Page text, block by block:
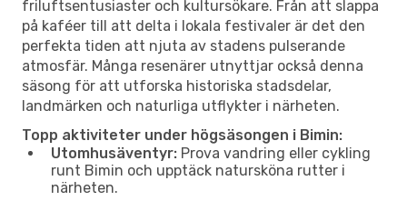
friluftsentusiaster och kultursökare. Från att slappa
på kaféer till att delta i lokala festivaler är det den
perfekta tiden att njuta av stadens pulserande
atmosfär. Många resenärer utnyttjar också denna
säsong för att utforska historiska stadsdelar,
landmärken och naturliga utflykter i närheten.
Topp aktiviteter under högsäsongen i Bimin:
Utomhusäventyr: Prova vandring eller cykling
runt Bimin och upptäck natursköna rutter i
närheten.